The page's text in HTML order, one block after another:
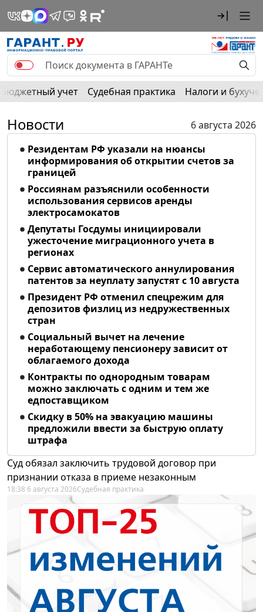
Бюджетный учет Судебная практика Налоги и
Новости
6 августа 2026
Резидентам РФ указали на нюансы
информирования об открытии счетов за
границей
Россиянам разъяснили особенности
использования сервисов аренды
электросамокатов
Депутаты Госдумы инициировали
ужесточение миграционного учета в
регионах
Сервис автоматического аннулирования
патентов за неуплату запустят с 10 августа
Президент РФ отменил спецрежим для
депозитов физлиц из недружественных
стран
Социальный вычет на лечение
неработающему пенсионеру зависит от
облагаемого дохода
Контракты по однородным товарам
можно заключать с одним и тем же
едпоставщиком
Скидку в 50% на эвакуацию машины
предложили ввести за быструю оплату
штрафа
Суд обязал заключить трудовой договор при
признании отказа в приеме незаконным
18:38 6 августа 2026Судебная практика